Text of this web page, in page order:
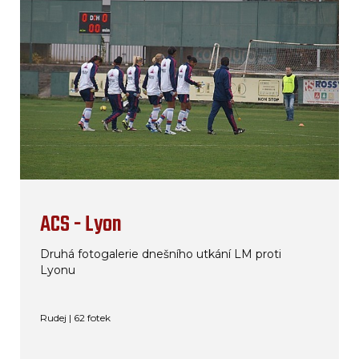
ACS - Lyon
Druhá fotogalerie dnešního utkání LM proti
Lyonu
Rudej | 62 fotek